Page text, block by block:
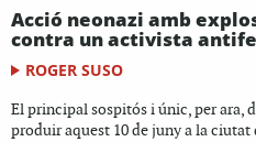
Acció neonazi amb
contra un activista
ROGER SUSO
El principal sospitós i únic, per ara,
produir aquest 10 de juny a la